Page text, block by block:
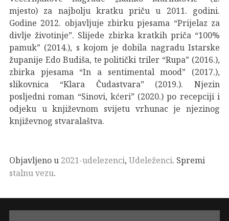
mjesto) za najbolju kratku priču u 2011. godini.
Godine 2012. objavljuje zbirku pjesama “Prijelaz za
divlje životinje”. Slijede zbirka kratkih priča “100%
pamuk” (2014.), s kojom je dobila nagradu Istarske
županije Edo Budiša, te politički triler “Rupa” (2016.),
zbirka pjesama “In a sentimental mood” (2017.),
slikovnica “Klara Čudastvara” (2019.). Njezin
posljedni roman “Sinovi, kćeri” (2020.) po recepciji i
odjeku u književnom svijetu vrhunac je njezinog
književnog stvaralaštva.
Objavljeno u 2021-udelezenci, Udeleženci. Spremi
stalnu vezu.